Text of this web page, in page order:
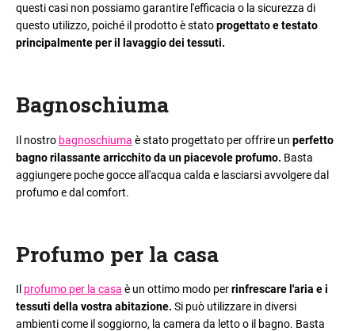
questi casi non possiamo garantire l'efficacia o la sicurezza di
questo utilizzo, poiché il prodotto è statoprogettato e testato
principalmente per il lavaggio dei tessuti.
Bagnoschiuma
Il nostro bagnoschiuma è stato progettato per offrire un perfetto
bagno rilassante arricchito da un piacevole profumo. Basta
aggiungere poche gocce all'acqua calda e lasciarsi avvolgere dal
profumo e dal comfort.
Profumo per la casa
Il profumo per la casa è un ottimo modo perrinfrescare l'aria e i
tessuti della vostra abitazione. Si può utilizzare in diversi
ambienti come il soggiorno, la camera da letto o il bagno. Basta